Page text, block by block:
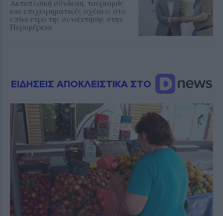
Ακτοπλοϊκή σύνδεση, τουρισμός
και επιχειρηματικές σχέσεις στο
επίκεντρο της συνάντησης στην
Περιφέρεια
ΕΙΔΗΣΕΙΣ ΑΠΟΚΛΕΙΣΤΙΚΑ ΣΤΟ